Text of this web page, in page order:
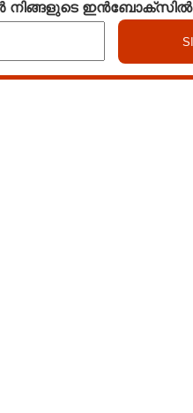
നിങ്ങളുടെ ഇൻബോക്സിൽ